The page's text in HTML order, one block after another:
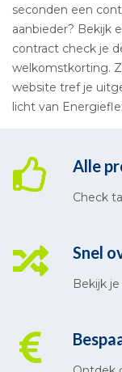
seconden een
aanbieder? Bekijk
contract check je
welkomstkorting.
website tref je
licht van
Alle
Check
Snel
Bekijk